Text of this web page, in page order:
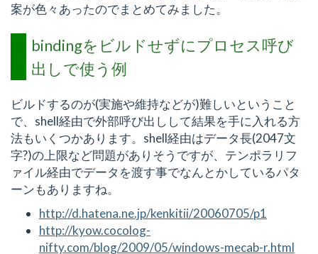
案が色々あったのでまとめてみました。
bindingをビルドせずにプロセス呼び
出しで使う例
ビルドするのが(実施や維持などが)難しいということ
で、shell経由で外部呼び出しして結果を手に入れる方
法もいくつかあります。shell経由はデータ長(2047文
字?)の上限など問題がありそうですが、テンポラリフ
ァイル経由でデータを渡す事でなんとかしているパタ
ーンもありますね。
http://d.hatena.ne.jp/kenkitii/20060705/p1
http://kyow.cocolog-
nifty.com/blog/2009/05/windows-mecab-r.html